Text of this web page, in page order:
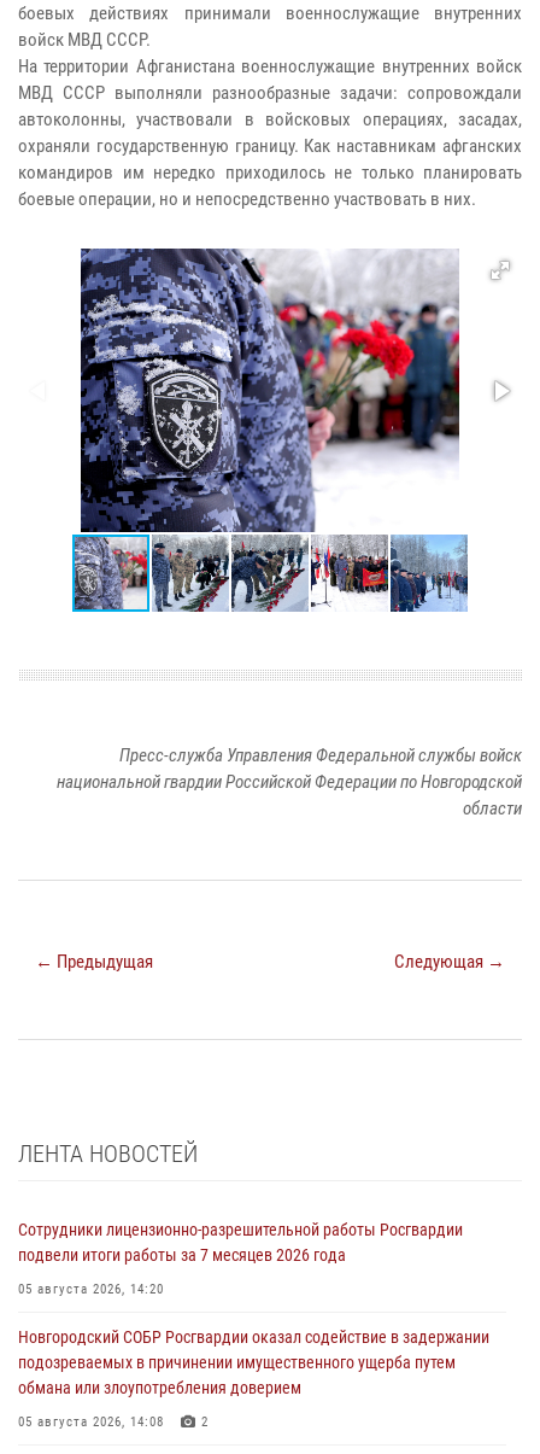
боевых действиях принимали военнослужащие внутренних
войск МВД СССР.
На территории Афганистана военнослужащие внутренних войск
МВД СССР выполняли разнообразные задачи: сопровождали
автоколонны, участвовали в войсковых операциях, засадах,
охраняли государственную границу. Как наставникам афганских
командиров им нередко приходилось не только планировать
боевые операции, но и непосредственно участвовать в них.
Пресс-служба Управления Федеральной службы войск
национальной гвардии Российской Федерации по Новгородской
области
← Предыдущая Следующая →
ЛЕНТА НОВОСТЕЙ
Сотрудники лицензионно-разрешительной работы Росгвардии
подвели итоги работы за 7 месяцев 2026 года
05 августа 2026, 14:20
Новгородский СОБР Росгвардии оказал содействие в задержании
подозреваемых в причинении имущественного ущерба путем
обмана или злоупотребления доверием
05 августа 2026, 14:08 2